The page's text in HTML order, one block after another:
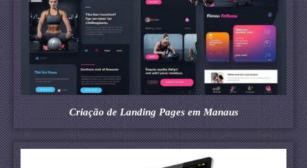
Criação de Landing Pages em Manaus